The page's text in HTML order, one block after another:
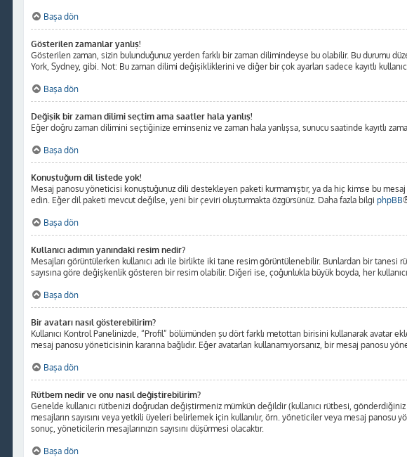
Başa dön
Gösterilen zamanlar yanlış!
Gösterilen zaman, sizin bulunduğunuz yerden farklı bir zaman dilimindeyse bu olabilir. Bu durumu
York, Sydney, gibi. Not: Bu zaman dilimi değişikliklerini ve diğer bir çok ayarları sadece kayıtlı
Başa dön
Değişik bir zaman dilimi seçtim ama saatler hala yanlış!
Eğer doğru zaman dilimini seçtiğinize eminseniz ve zaman hala yanlışsa, sunucu saatinde kayıtlı
Başa dön
Konuştuğum dil listede yok!
Mesaj panosu yöneticisi konuştuğunuz dili destekleyen paketi kurmamıştır, ya da hiç kimse bu
edin. Eğer dil paketi mevcut değilse, yeni bir çeviri oluşturmakta özgürsünüz. Daha fazla bilgi phpBB
Başa dön
Kullanıcı adımın yanındaki resim nedir?
Mesajları görüntülerken kullanıcı adı ile birlikte iki tane resim görüntülenebilir. Bunlardan bir
sayısına göre değişkenlik gösteren bir resim olabilir. Diğeri ise, çoğunlukla büyük boyda, her
Başa dön
Bir avatarı nasıl gösterebilirim?
Kullanıcı Kontrol Panelinizde, “Profil” bölümünden şu dört farklı metottan birisini kullanarak avatar
mesaj panosu yöneticisinin kararına bağlıdır. Eğer avatarları kullanamıyorsanız, bir mesaj panosu
Başa dön
Rütbem nedir ve onu nasıl değiştirebilirim?
Genelde kullanıcı rütbenizi doğrudan değiştirmeniz mümkün değildir (kullanıcı rütbesi,
mesajların sayısını veya yetkili üyeleri belirlemek için kullanılır, örn. yöneticiler veya mesaj
sonuç, yöneticilerin mesajlarınızın sayısını düşürmesi olacaktır.
Başa dön